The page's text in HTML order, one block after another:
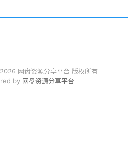
网盘资源分享平台 版权所有
by 网盘资源分享平台